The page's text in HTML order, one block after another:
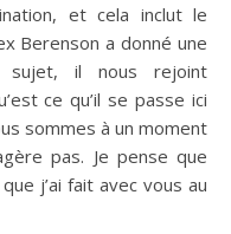
et cela inclut le
Berenson a donné une
sujet, il nous rejoint
ce qu’il se passe ici
sommes à un moment
pas. Je pense que
j’ai fait avec vous au